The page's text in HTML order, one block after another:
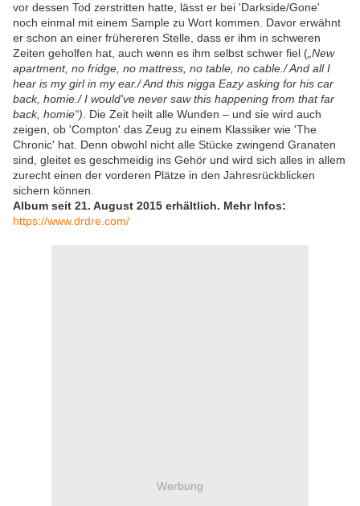
vor dessen Tod zerstritten hatte, lässt er bei 'Darkside/Gone'
noch einmal mit einem Sample zu Wort kommen. Davor erwähnt
er schon an einer frühereren Stelle, dass er ihm in schweren
Zeiten geholfen hat, auch wenn es ihm selbst schwer fiel ( New
apartment, no fridge, no mattress, no table, no cable./ And all I
hear is my girl in my ear./ And this nigga Eazy asking for his car
back, homie./ I would've never saw this happening from that far
back, homie“) . Die Zeit heilt alle Wunden – und sie wird auch
zeigen, ob 'Compton' das Zeug zu einem Klassiker wie 'The
Chronic' hat. Denn obwohl nicht alle Stücke zwingend Granaten
sind, gleitet es geschmeidig ins Gehör und wird sich alles in allem
zurecht einen der vorderen Plätze in den Jahresrückblicken
sichern können.
Album seit 21. August 2015 erhältlich. Mehr Infos:
https://www.drdre.com/
Werbung